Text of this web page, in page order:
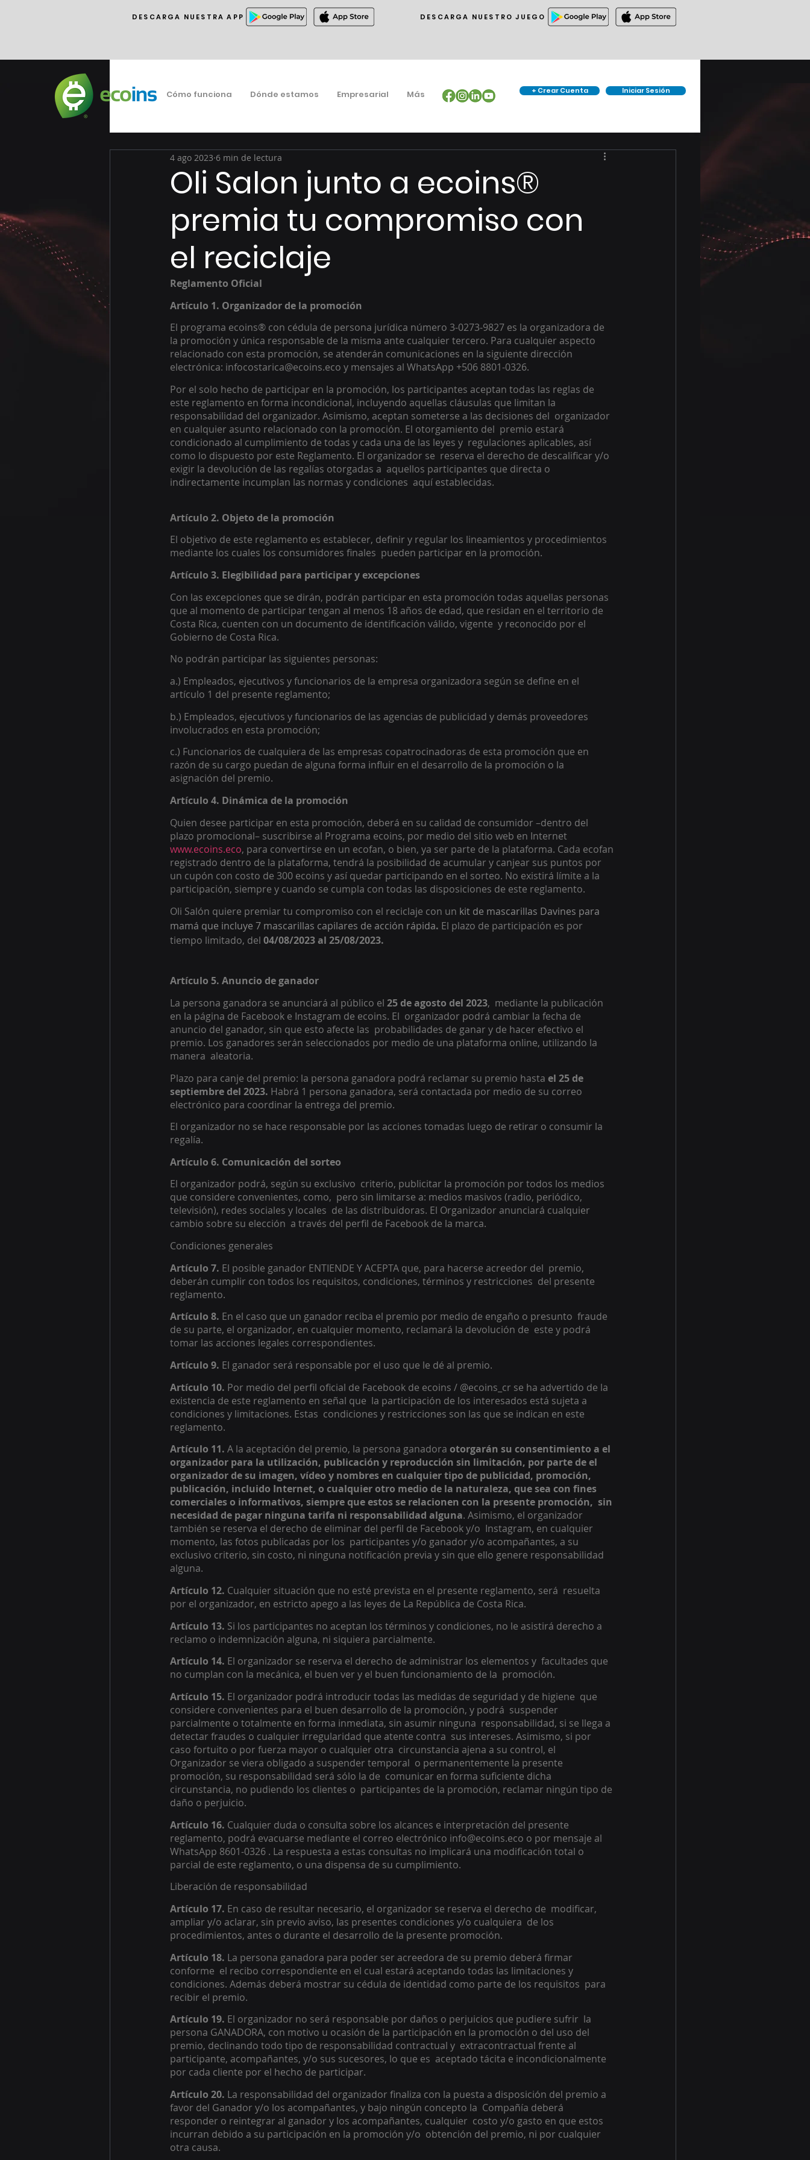
DESCARGA NUESTRA APP DESCARGA NUESTRO JUEGO
+ Crear Cuenta Iniciar Sesión
Cómo funciona Dónde estamos Empresarial Más
Oli Salon junto a ecoins®
premia tu compromiso con
el reciclaje
4 ago 2023 6 min de lectura
Reglamento Oficial
Artículo 1. Organizador de la promoción
El programa ecoins® con cédula de persona jurídica número 3-0273-9827 es la organizadora de
la promoción y única responsable de la misma ante cualquier tercero. Para cualquier aspecto
relacionado con esta promoción, se atenderán comunicaciones en la siguiente dirección
electrónica: infocostarica@ecoins.eco y mensajes al WhatsApp +506 8801-0326.
Por el solo hecho de participar en la promoción, los participantes aceptan todas las reglas de
este reglamento en forma incondicional, incluyendo aquellas cláusulas que limitan la
responsabilidad del organizador. Asimismo, aceptan someterse a las decisiones del  organizador
en cualquier asunto relacionado con la promoción. El otorgamiento del  premio estará
condicionado al cumplimiento de todas y cada una de las leyes y  regulaciones aplicables, así
como lo dispuesto por este Reglamento. El organizador se  reserva el derecho de descalificar y/o
exigir la devolución de las regalías otorgadas a  aquellos participantes que directa o
indirectamente incumplan las normas y condiciones  aquí establecidas.
Artículo 2. Objeto de la promoción
El objetivo de este reglamento es establecer, definir y regular los lineamientos y procedimientos
mediante los cuales los consumidores finales  pueden participar en la promoción.
Artículo 3. Elegibilidad para participar y excepciones
Con las excepciones que se dirán, podrán participar en esta promoción todas aquellas personas
que al momento de participar tengan al menos 18 años de edad, que residan en el territorio de
Costa Rica, cuenten con un documento de identificación válido, vigente  y reconocido por el
Gobierno de Costa Rica.
No podrán participar las siguientes personas:
a.) Empleados, ejecutivos y funcionarios de la empresa organizadora según se define en el
artículo 1 del presente reglamento;
b.) Empleados, ejecutivos y funcionarios de las agencias de publicidad y demás proveedores
involucrados en esta promoción;
c.) Funcionarios de cualquiera de las empresas copatrocinadoras de esta promoción que en
razón de su cargo puedan de alguna forma influir en el desarrollo de la promoción o la
asignación del premio.
Artículo 4. Dinámica de la promoción
Quien desee participar en esta promoción, deberá en su calidad de consumidor –dentro del
plazo promocional– suscribirse al Programa ecoins, por medio del sitio web en Internet
www.ecoins.eco, para convertirse en un ecofan, o bien, ya ser parte de la plataforma. Cada ecofan
registrado dentro de la plataforma, tendrá la posibilidad de acumular y canjear sus puntos por
un cupón con costo de 300 ecoins y así quedar participando en el sorteo. No existirá límite a la
participación, siempre y cuando se cumpla con todas las disposiciones de este reglamento.
Oli Salón quiere premiar tu compromiso con el reciclaje con un kit de mascarillas Davines para
mamá que incluye 7 mascarillas capilares de acción rápida. El plazo de participación es por
tiempo limitado, del 04/08/2023 al 25/08/2023.
Artículo 5. Anuncio de ganador
La persona ganadora se anunciará al público el 25 de agosto del 2023,  mediante la publicación
en la página de Facebook e Instagram de ecoins. El  organizador podrá cambiar la fecha de
anuncio del ganador, sin que esto afecte las  probabilidades de ganar y de hacer efectivo el
premio. Los ganadores serán seleccionados por medio de una plataforma online, utilizando la
manera  aleatoria.
Plazo para canje del premio: la persona ganadora podrá reclamar su premio hasta el 25 de
septiembre del 2023. Habrá 1 persona ganadora, será contactada por medio de su correo
electrónico para coordinar la entrega del premio.
El organizador no se hace responsable por las acciones tomadas luego de retirar o consumir la
regalía.
Artículo 6. Comunicación del sorteo
El organizador podrá, según su exclusivo  criterio, publicitar la promoción por todos los medios
que considere convenientes, como,  pero sin limitarse a: medios masivos (radio, periódico,
televisión), redes sociales y locales  de las distribuidoras. El Organizador anunciará cualquier
cambio sobre su elección  a través del perfil de Facebook de la marca.
Condiciones generales
Artículo 7. El posible ganador ENTIENDE Y ACEPTA que, para hacerse acreedor del  premio,
deberán cumplir con todos los requisitos, condiciones, términos y restricciones  del presente
reglamento.
Artículo 8. En el caso que un ganador reciba el premio por medio de engaño o presunto  fraude
de su parte, el organizador, en cualquier momento, reclamará la devolución de  este y podrá
tomar las acciones legales correspondientes.
Artículo 9. El ganador será responsable por el uso que le dé al premio.
Artículo 10. Por medio del perfil oficial de Facebook de ecoins / @ecoins_cr se ha advertido de la
existencia de este reglamento en señal que  la participación de los interesados está sujeta a
condiciones y limitaciones. Estas  condiciones y restricciones son las que se indican en este
reglamento.
Artículo 11. A la aceptación del premio, la persona ganadora otorgarán su consentimiento a el
organizador para la utilización, publicación y reproducción sin limitación, por parte de el
organizador de su imagen, vídeo y nombres en cualquier tipo de publicidad, promoción,
publicación, incluido Internet, o cualquier otro medio de la naturaleza, que sea con fines
comerciales o informativos, siempre que estos se relacionen con la presente promoción,  sin
necesidad de pagar ninguna tarifa ni responsabilidad alguna. Asimismo, el organizador
también se reserva el derecho de eliminar del perfil de Facebook y/o  Instagram, en cualquier
momento, las fotos publicadas por los  participantes y/o ganador y/o acompañantes, a su
exclusivo criterio, sin costo, ni ninguna notificación previa y sin que ello genere responsabilidad
alguna.
Artículo 12. Cualquier situación que no esté prevista en el presente reglamento, será  resuelta
por el organizador, en estricto apego a las leyes de La República de Costa Rica.
Artículo 13. Si los participantes no aceptan los términos y condiciones, no le asistirá derecho a
reclamo o indemnización alguna, ni siquiera parcialmente.
Artículo 14. El organizador se reserva el derecho de administrar los elementos y  facultades que
no cumplan con la mecánica, el buen ver y el buen funcionamiento de la  promoción.
Artículo 15. El organizador podrá introducir todas las medidas de seguridad y de higiene  que
considere convenientes para el buen desarrollo de la promoción, y podrá  suspender
parcialmente o totalmente en forma inmediata, sin asumir ninguna  responsabilidad, si se llega a
detectar fraudes o cualquier irregularidad que atente contra  sus intereses. Asimismo, si por
caso fortuito o por fuerza mayor o cualquier otra  circunstancia ajena a su control, el
Organizador se viera obligado a suspender temporal  o permanentemente la presente
promoción, su responsabilidad será sólo la de  comunicar en forma suficiente dicha
circunstancia, no pudiendo los clientes o  participantes de la promoción, reclamar ningún tipo de
daño o perjuicio.
Artículo 16. Cualquier duda o consulta sobre los alcances e interpretación del presente
reglamento, podrá evacuarse mediante el correo electrónico info@ecoins.eco o por mensaje al
WhatsApp 8601-0326 . La respuesta a estas consultas no implicará una modificación total o
parcial de este reglamento, o una dispensa de su cumplimiento.
Liberación de responsabilidad
Artículo 17. En caso de resultar necesario, el organizador se reserva el derecho de  modificar,
ampliar y/o aclarar, sin previo aviso, las presentes condiciones y/o cualquiera  de los
procedimientos, antes o durante el desarrollo de la presente promoción.
Artículo 18. La persona ganadora para poder ser acreedora de su premio deberá firmar
conforme  el recibo correspondiente en el cual estará aceptando todas las limitaciones y
condiciones. Además deberá mostrar su cédula de identidad como parte de los requisitos  para
recibir el premio.
Artículo 19. El organizador no será responsable por daños o perjuicios que pudiere sufrir  la
persona GANADORA, con motivo u ocasión de la participación en la promoción o del uso del
premio, declinando todo tipo de responsabilidad contractual y  extracontractual frente al
participante, acompañantes, y/o sus sucesores, lo que es  aceptado tácita e incondicionalmente
por cada cliente por el hecho de participar.
Artículo 20. La responsabilidad del organizador finaliza con la puesta a disposición del premio a
favor del Ganador y/o los acompañantes, y bajo ningún concepto la  Compañía deberá
responder o reintegrar al ganador y los acompañantes, cualquier  costo y/o gasto en que estos
incurran debido a su participación en la promoción y/o  obtención del premio, ni por cualquier
otra causa.